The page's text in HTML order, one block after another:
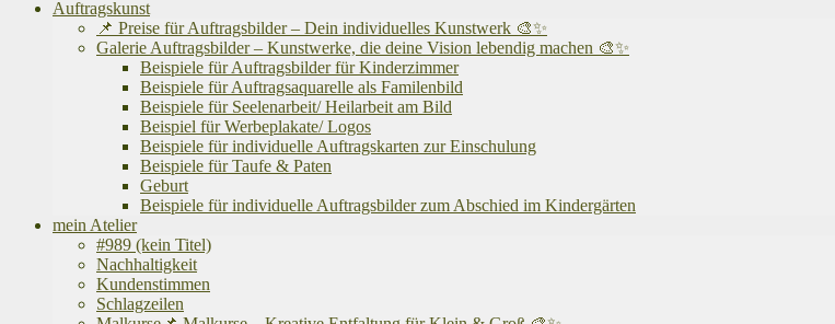
Auftragskunst
📌 Preise für Auftragsbilder – Dein individuelles Kunstwerk 🎨✨
Galerie Auftragsbilder – Kunstwerke, die deine Vision lebendig machen 🎨✨
Beispiele für Auftragsbilder für Kinderzimmer
Beispiele für Auftragsaquarelle als Familenbild
Beispiele für Seelenarbeit/ Heilarbeit am Bild
Beispiel für Werbeplakate/ Logos
Beispiele für individuelle Auftragskarten zur Einschulung
Beispiele für Taufe & Paten
Geburt
Beispiele für individuelle Auftragsbilder zum Abschied im Kindergärten
mein Atelier
#989 (kein Titel)
Nachhaltigkeit
Kundenstimmen
Schlagzeilen